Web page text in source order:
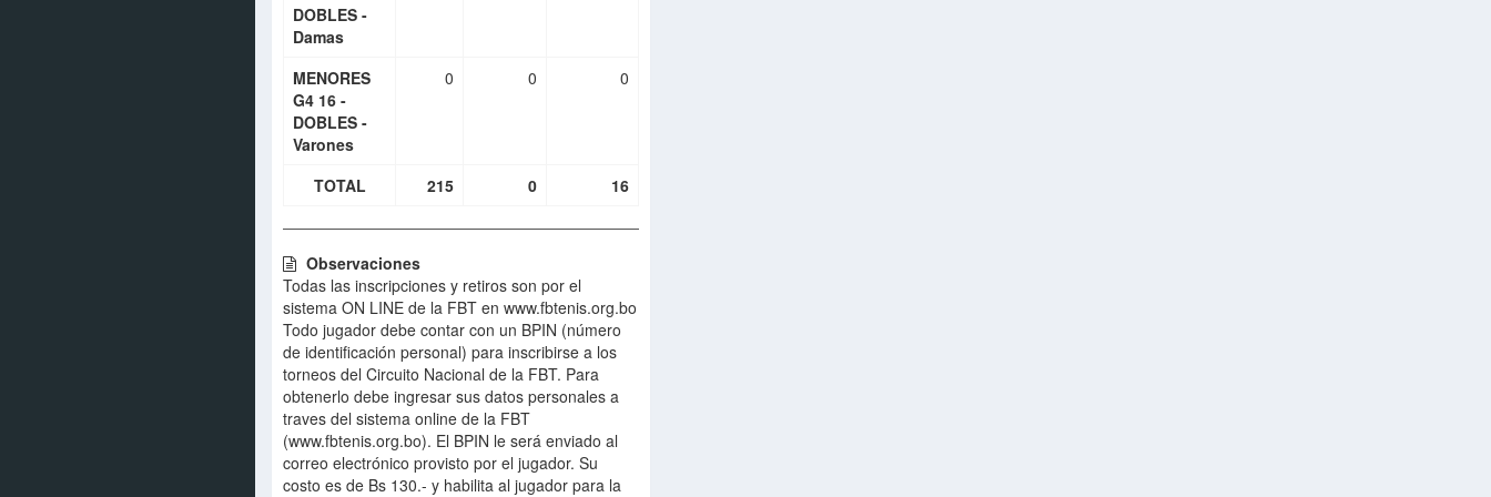
DOBLES -
Damas
MENORES
G4 16 -
DOBLES -
Varones
0 0 0
TOTAL 215 0 16
Observaciones
Todas las inscripciones y retiros son por el
sistema ON LINE de la FBT en www.fbtenis.org.bo
Todo jugador debe contar con un BPIN (número
de identificación personal) para inscribirse a los
torneos del Circuito Nacional de la FBT. Para
obtenerlo debe ingresar sus datos personales a
traves del sistema online de la FBT
(www.fbtenis.org.bo). El BPIN le será enviado al
correo electrónico provisto por el jugador. Su
costo es de Bs 130.- y habilita al jugador para la